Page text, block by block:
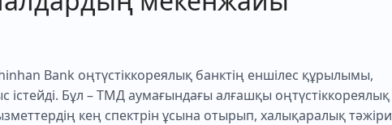
Bank оңтүстіккореялық банктің еншілес құрылымы,
істейді. Бұл – ТМД аумағындағы алғашқы
кең спектрін ұсына отырып, халықаралық